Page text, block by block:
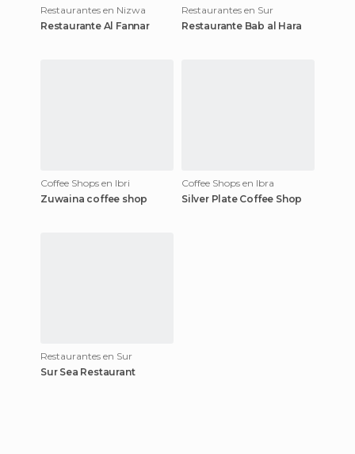
Restaurantes en Nizwa
Restaurante Al Fannar
Restaurantes en Sur
Restaurante Bab al Hara
Coffee Shops en Ibri
Zuwaina coffee shop
Coffee Shops en Ibra
Silver Plate Coffee Shop
Restaurantes en Sur
Sur Sea Restaurant